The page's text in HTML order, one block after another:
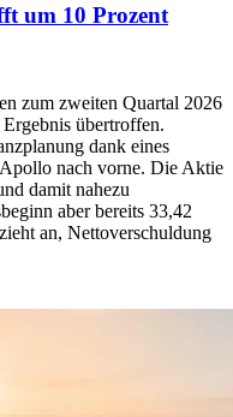
um 10 Prozent
zum zweiten Quartal 2026
übertroffen.
dank eines
nach vorne. Die Aktie
damit nahezu
aber bereits 33,42
an, Nettoverschuldung